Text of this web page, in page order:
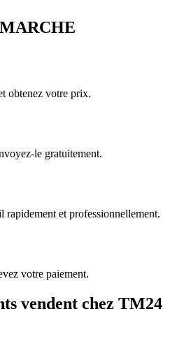
obtenez votre prix.
le gratuitement.
et professionnellement.
votre paiement.
vendent chez TM24